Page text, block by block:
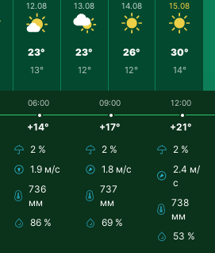
12.08
23°
13°
13.08
23°
12°
14.08
26°
12°
15.08
30°
14°
06:00
+14°
2 %
1.9 м/с
736
мм
86 %
09:00
+17°
2 %
1.8 м/с
737
мм
69 %
12:00
+21°
2 %
2.4 м/
с
738
мм
53 %